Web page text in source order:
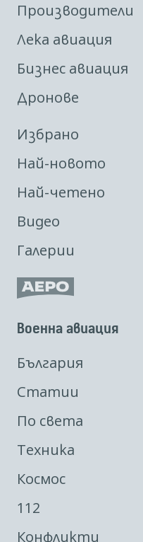
Производители
Лека авиация
Бизнес авиация
Дронове
Избрано
Най-новото
Най-четено
Видео
Галерии
Военна авиация
България
Статии
По света
Техника
Космос
112
Конфликти